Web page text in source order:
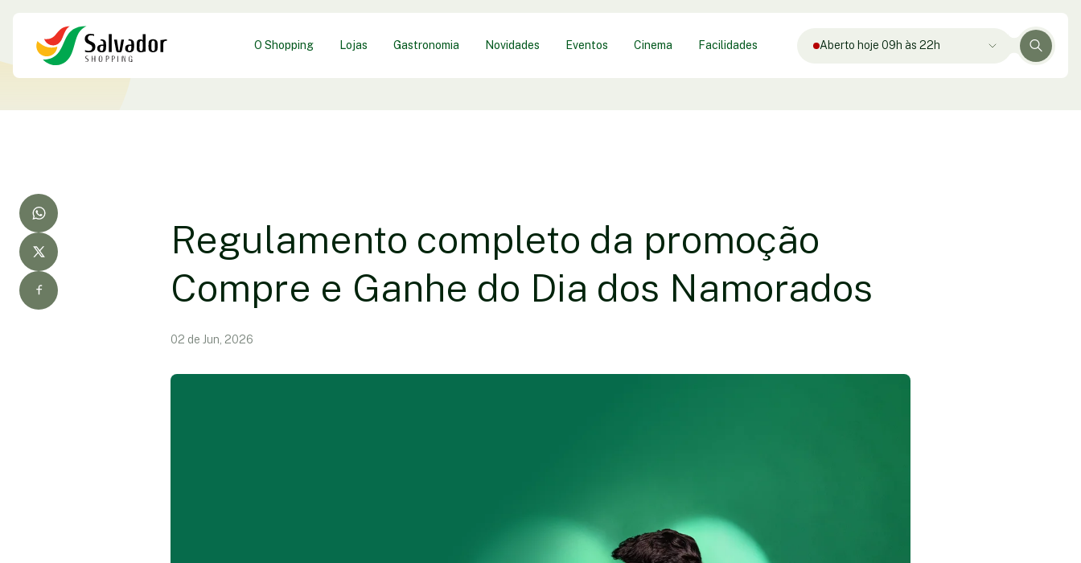
O Shopping Lojas Gastronomia Novidades Eventos Cinema Facilidades Aberto hoje 09h às 22h
Regulamento completo da promoção
Compre e Ganhe do Dia dos Namorados
02 de Jun, 2026